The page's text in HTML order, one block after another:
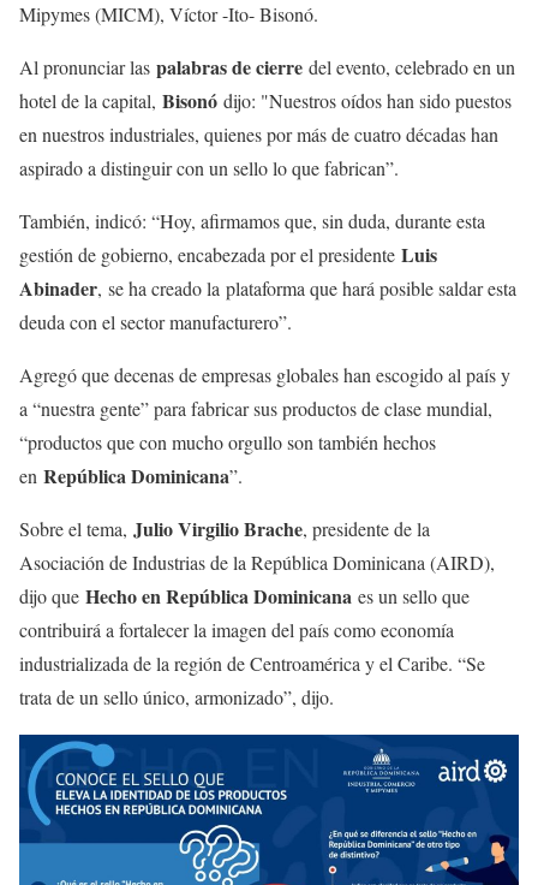
Mipymes (MICM), Víctor -Ito- Bisonó.
Al pronunciar las palabras de cierre del evento, celebrado en un
hotel de la capital, Bisonó dijo: "Nuestros oídos han sido puestos
en nuestros industriales, quienes por más de cuatro décadas han
aspirado a distinguir con un sello lo que fabrican”.
También, indicó: “Hoy, afirmamos que, sin duda, durante esta
gestión de gobierno, encabezada por el presidente Luis
Abinader, se ha creado la plataforma que hará posible saldar esta
deuda con el sector manufacturero”.
Agregó que decenas de empresas globales han escogido al país y
a “nuestra gente” para fabricar sus productos de clase mundial,
“productos que con mucho orgullo son también hechos
en República Dominicana”.
Sobre el tema, Julio Virgilio Brache, presidente de la
Asociación de Industrias de la República Dominicana (AIRD),
dijo que Hecho en República Dominicana es un sello que
contribuirá a fortalecer la imagen del país como economía
industrializada de la región de Centroamérica y el Caribe. “Se
trata de un sello único, armonizado”, dijo.